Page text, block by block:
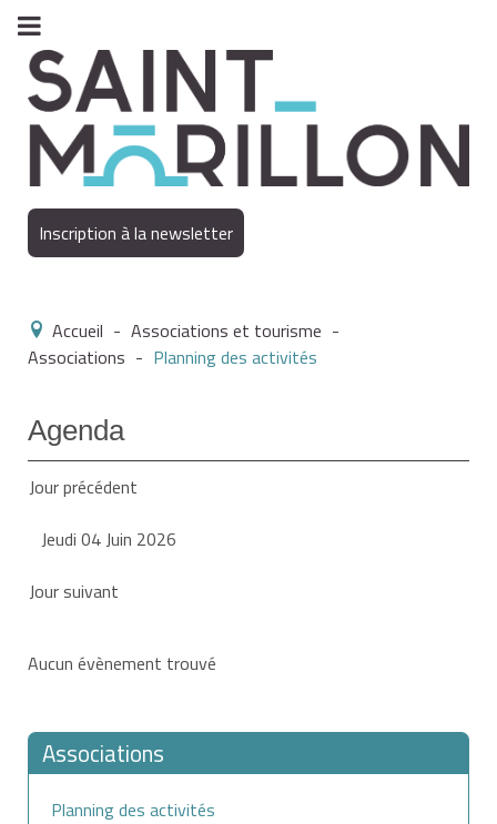
Inscription à la newsletter
Accueil - Associations et tourisme -
Associations - Planning des activités
Agenda
Jour précédent
Jeudi 04 Juin 2026
Jour suivant
Aucun évènement trouvé
Associations
Planning des activités